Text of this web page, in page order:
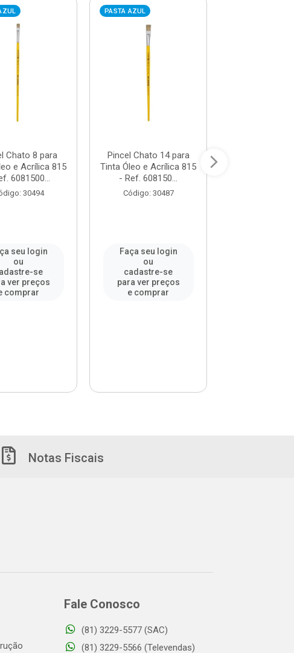
Chato 8 para
e Acrílica 815
6081500...
30494
seu login
ou
se
ver preços
comprar
PASTA AZUL
Pincel Chato 14 para
Tinta Óleo e Acrílica 815
- Ref. 608150...
Código: 30487
Faça seu login
ou
cadastre-se
para ver preços
e comprar
Notas Fiscais
Fale Conosco
(81) 3229-5577 (SAC)
(81) 3229-5566 (Televendas)